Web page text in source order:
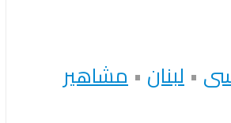
•لبنان •مشاهير